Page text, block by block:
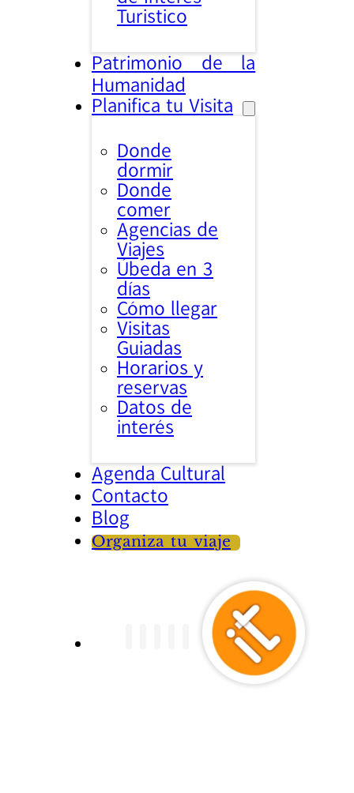
Turistico
Patrimonio de la
Humanidad
Planifica tu Visita
Donde
dormir
Donde
comer
Agencias de
Viajes
Úbeda en 3
días
Cómo llegar
Visitas
Guiadas
Horarios y
reservas
Datos de
interés
Agenda Cultural
Contacto
Blog
Organiza tu viaje